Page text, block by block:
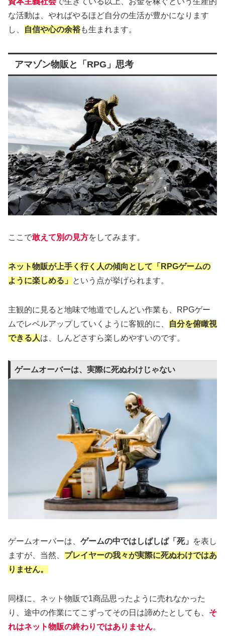
な活動は、やればやるほど自分の生活が豊かになります
し、
自信や心の余裕も生まれます。
アマゾン物販と「RPG」思考
ここで敢えて別の見方をしてみます。
ネット物販が上手く行く人の傾向として「RPGゲームの
ように楽しめる」
という点が挙げられます。
主観的に見ると地味で地道でしんどい作業も、RPGゲー
ムでレベルアップしていくように客観的に、
自分を俯瞰視
できる人は、しんどさすら楽しめやすいのです。
ゲームオーバーは、実際に死ぬわけじゃない
ゲームオーバーは、 ゲームの中ではしばしば「死」
を表し
ますが、当然、 プレイヤーの我々が実際に死ぬわけではあ
りません。
同様に、ネット物販で1商品思ったように売れなかった
り、途中の作業にてこずってその日は諦めたとしても、 そ
れはネット物販の終わりではありません。